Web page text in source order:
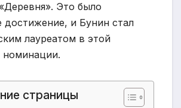
Это было
достижение, и Бунин стал
лауреатом в этой
номинации.
страницы